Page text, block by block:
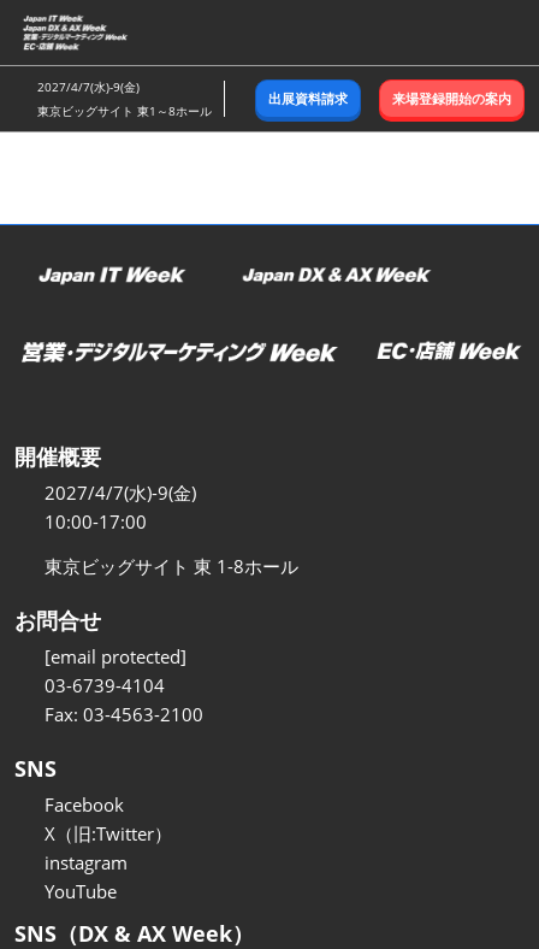
ス
キ
ッ
し
む
2027/4/7(水)-9(金)
東京ビッグサイト 東1～8ホール
出展資料請求 来場登録開始の案内
開催概要
2027/4/7(水)-9(金)
10:00-17:00
東京ビッグサイト 東 1-8ホール
お問合せ
[email protected]
03-6739-4104
Fax: 03-4563-2100
SNS
Facebook
X（旧:Twitter）
instagram
YouTube
SNS（DX & AX Week）